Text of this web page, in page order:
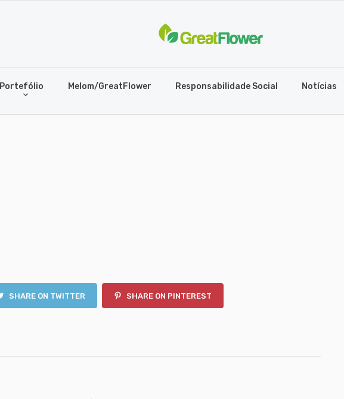
Portefólio Melom/GreatFlower Responsabilidade Social Notícias
SHARE ON TWITTER SHARE ON PINTEREST